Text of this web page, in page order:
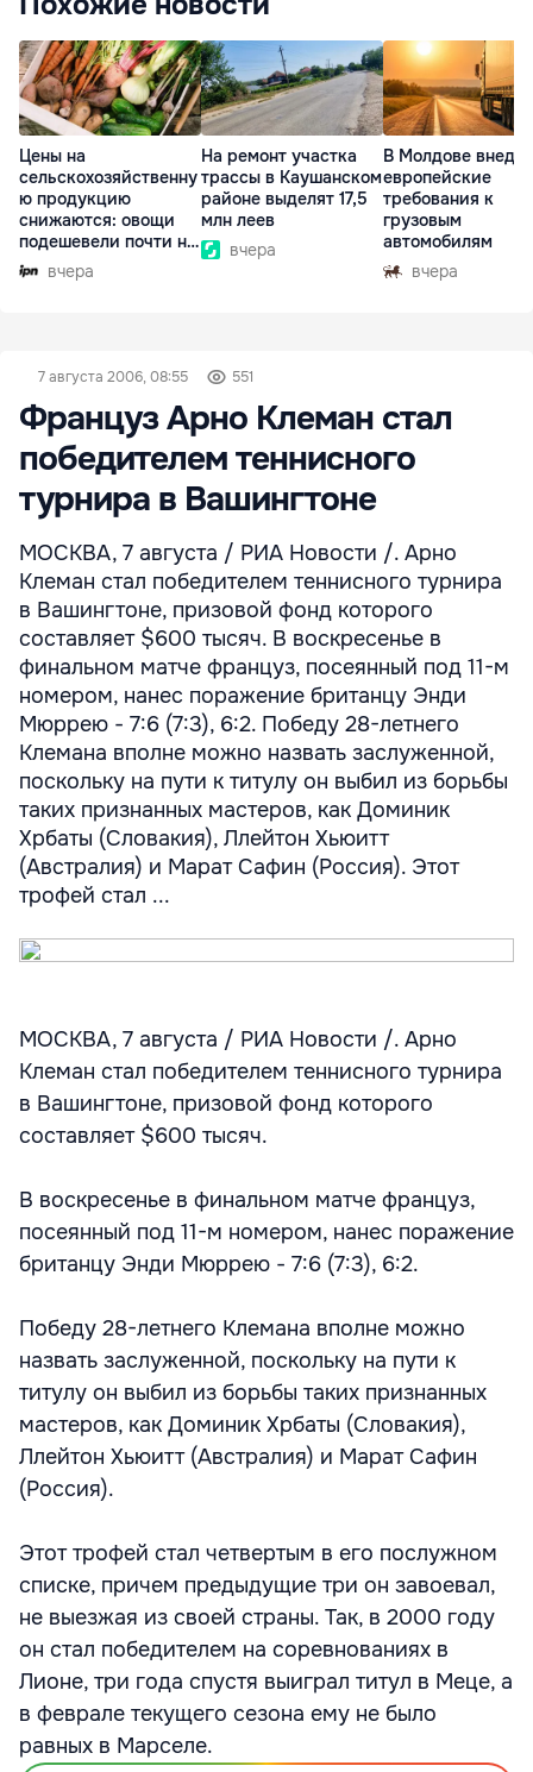
Цены на
сельскохозяйственну
ю продукцию
снижаются: овощи
подешевели почти на
30%вчера
На ремонт участка
трассы в Каушанском
районе выделят 17,5
млн леев
вчера
В Молдове
европейские
требования к
грузовым
автомобилям
вчера
7 августа 2006, 08:55 551
Француз Арно Клеман стал
победителем теннисного
турнира в Вашингтоне
МОСКВА, 7 августа / РИА Новости /. Арно
Клеман стал победителем теннисного турнира
в Вашингтоне, призовой фонд которого
составляет $600 тысяч. В воскресенье в
финальном матче француз, посеянный под 11-м
номером, нанес поражение британцу Энди
Мюррею - 7:6 (7:3), 6:2. Победу 28-летнего
Клемана вполне можно назвать заслуженной,
поскольку на пути к титулу он выбил из борьбы
таких признанных мастеров, как Доминик
Хрбаты (Словакия), Ллейтон Хьюитт
(Австралия) и Марат Сафин (Россия). Этот
трофей стал ...
МОСКВА, 7 августа / РИА Новости /. Арно
Клеман стал победителем теннисного турнира
в Вашингтоне, призовой фонд которого
составляет $600 тысяч.
В воскресенье в финальном матче француз,
посеянный под 11-м номером, нанес поражение
британцу Энди Мюррею - 7:6 (7:3), 6:2.
Победу 28-летнего Клемана вполне можно
назвать заслуженной, поскольку на пути к
титулу он выбил из борьбы таких признанных
мастеров, как Доминик Хрбаты (Словакия),
Ллейтон Хьюитт (Австралия) и Марат Сафин
(Россия).
Этот трофей стал четвертым в его послужном
списке, причем предыдущие три он завоевал,
не выезжая из своей страны. Так, в 2000 году
он стал победителем на соревнованиях в
Лионе, три года спустя выиграл титул в Меце, а
в феврале текущего сезона ему не было
равных в Марселе.